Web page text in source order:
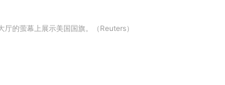
的萤幕上展示美国国旗。（Reuters）